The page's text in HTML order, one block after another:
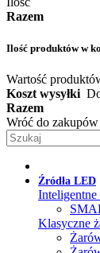
Razem
Ilość produktów w
Wartość
Koszt wysyłki
Razem
Wróć do zakupów
Źródła LED
Klasyczne